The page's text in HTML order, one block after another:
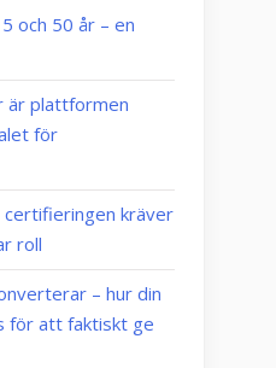
och 50 år – en
är plattformen
för
kräver
roll
– hur din
för att faktiskt ge